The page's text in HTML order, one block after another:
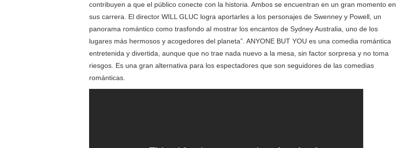
contribuyen a que el público conecte con la historia. Ambos se encuentran en un gran momento en
sus carrera. El director WILL GLUC logra aportarles a los personajes de Swenney y Powell, un
panorama romántico como trasfondo al mostrar los encantos de Sydney Australia, uno de los
lugares más hermosos y acogedores del planeta”. ANYONE BUT YOU es una comedia romántica
entretenida y divertida, aunque que no trae nada nuevo a la mesa, sin factor sorpresa y no toma
riesgos. Es una gran alternativa para los espectadores que son seguidores de las comedias
románticas.